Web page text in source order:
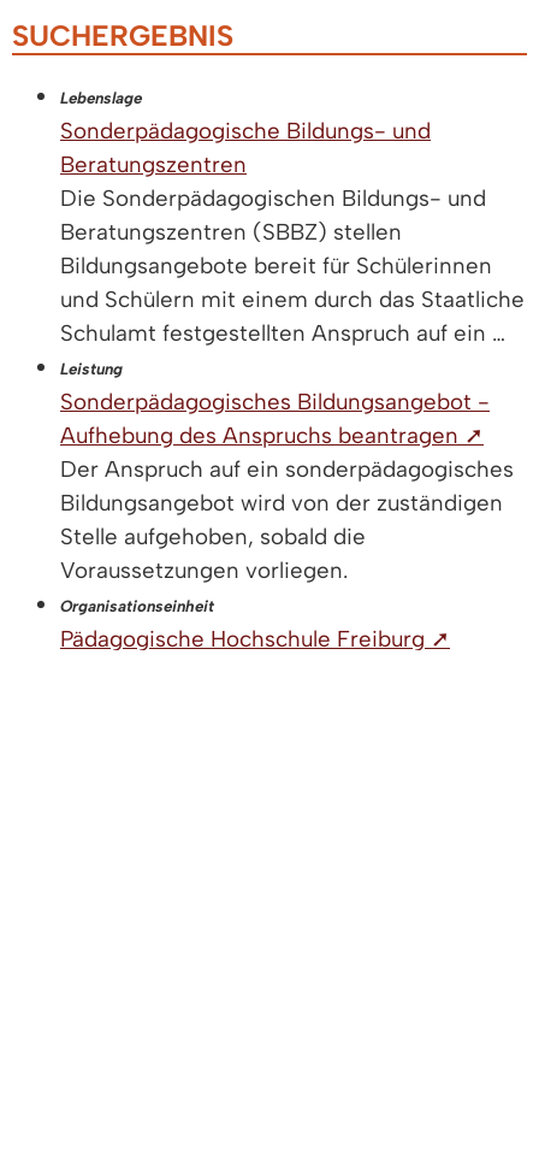
SUCHERGEBNIS
Lebenslage
Sonderpädagogische Bildungs- und
Beratungszentren
Die Sonderpädagogischen Bildungs- und
Beratungszentren (SBBZ) stellen
Bildungsangebote bereit für Schülerinnen
und Schülern mit einem durch das Staatliche
Schulamt festgestellten Anspruch auf ein …
Leistung
Sonderpädagogisches Bildungsangebot -
Aufhebung des Anspruchs beantragen ➚
Der Anspruch auf ein sonderpädagogisches
Bildungsangebot wird von der zuständigen
Stelle aufgehoben, sobald die
Voraussetzungen vorliegen.
Organisationseinheit
Pädagogische Hochschule Freiburg ➚